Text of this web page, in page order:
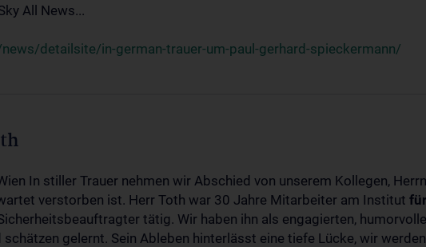
All News...
detailsite/in-german-trauer-um-paul-gerhard-spieckermann/
In stiller Trauer nehmen wir Abschied von unserem Kollegen,
verstorben ist. Herr Toth war 30 Jahre Mitarbeiter am Institut für
tätig. Wir haben ihn als engagierten,
gelernt. Sein Ableben hinterlässt eine tiefe Lücke, wir